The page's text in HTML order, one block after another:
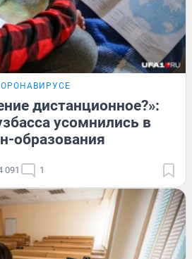
дистанционное?»:
усомнились в
образования
091 1